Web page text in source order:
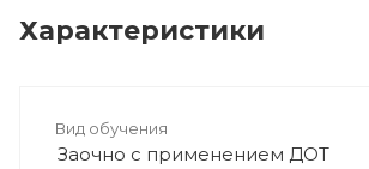
Характеристики
Вид обучения
Заочно с применением ДОТ